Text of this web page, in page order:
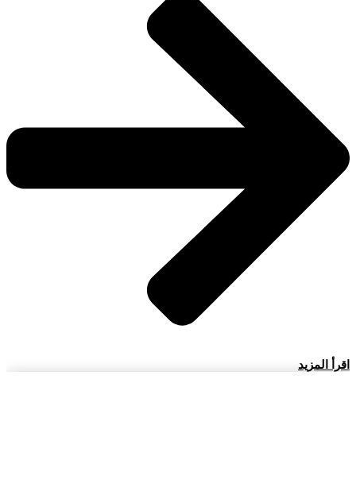
اقرأ المزيد